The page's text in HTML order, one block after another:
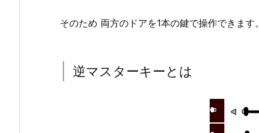
る
ス
そのため 両方のドアを1本の鍵で操作できます。
逆マスターキーとは